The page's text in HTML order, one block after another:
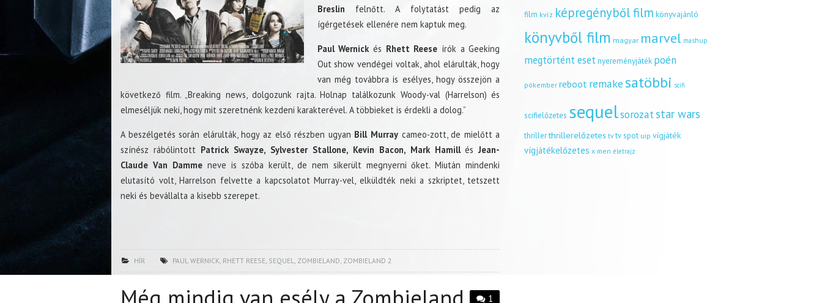
Breslin felnőtt. A folytatást pedig az
ígérgetések ellenére nem kaptuk meg.
Paul Wernick és Rhett Reese írók a Geeking
Out show vendégei voltak, ahol elárulták, hogy
van még továbbra is esélyes, hogy összejön a
következő film. „Breaking news, dolgozunk rajta. Holnap találkozunk Woody-val (Harrelson) és
elmeséljük neki, hogy mit szeretnénk kezdeni karakterével. A többieket is érdekli a dolog.”
A beszélgetés során elárulták, hogy az első részben ugyan Bill Murray cameo-zott, de mielőtt a
színész rábólintott Patrick Swayze, Sylvester Stallone, Kevin Bacon, Mark HamillésJean-
Claude Van Dammeneve is szóba került, de nem sikerült megnyerni őket. Miután mindenki
elutasító volt, Harrelson felvette a kapcsolatot Murray-vel, elküldték neki a szkriptet, tetszett
neki és bevállalta a kisebb szerepet.
HÍR PAUL WERNICK RHETT REESE, SEQUEL ZOMBIELAND ZOMBIELAND 2
1
film kvíz képregényből film könyvajánló
könyvből film magyar marvel mashup
megtörtént esetnyereményjáték poén
pókember reboot remakesatöbbi scifi
scifielőzetes sequelsorozatstar wars
thrillerthrillerelőzetes tv tv spot uip vígjáték
vígjátékelőzetes x men életrajz